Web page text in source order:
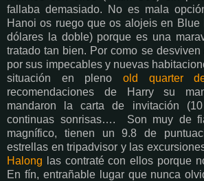
fallaba demasiado. No es mala
Hanoi os ruego que os alojeis en Blue
dólares la doble) porque es una
tratado tan bien. Por como se desviven
por sus impecables y nuevas
situación en pleno old quarter
recomendaciones de Harry su
mandaron la carta de invitación
continuas sonrisas…. Son muy de
magnífico, tienen un 9.8 de
estrellas en tripadvisor y las
Halong
las contraté con ellos porque
En fín, entrañable lugar que nunca